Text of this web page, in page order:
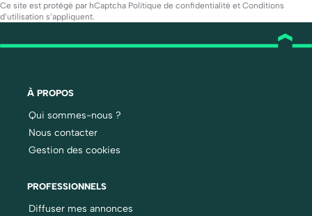
Ce site est protégé par hCaptcha Politique de confidentialité et Conditions
d’utilisation s’appliquent.
À PROPOS
Qui sommes-nous ?
Nous contacter
Gestion des cookies
PROFESSIONNELS
Diffuser mes annonces